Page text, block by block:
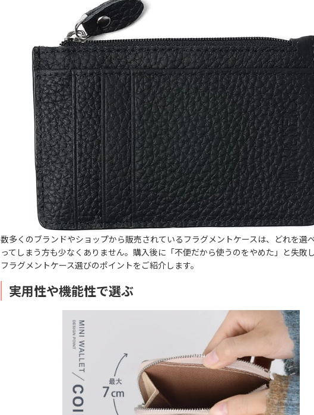
数多くのブランドやショップから販売されているフラグメントケースは、どれを選
ってしまう方も少なくありません。購入後に「不便だから使うのをやめた」と失敗
フラグメントケース選びのポイントをご紹介します。
実用性や機能性で選ぶ